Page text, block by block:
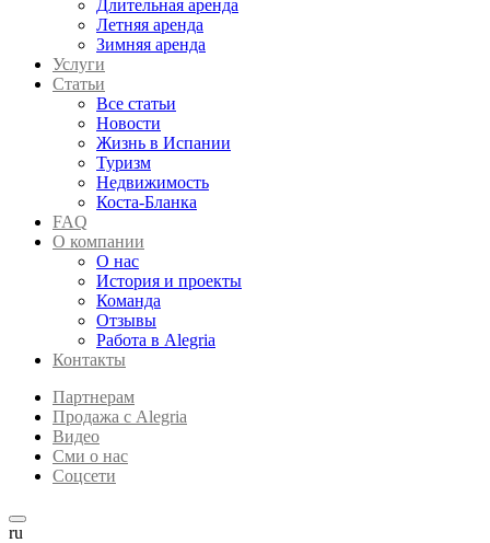
Длительная аренда
Летняя аренда
Зимняя аренда
Услуги
Статьи
Все статьи
Новости
Жизнь в Испании
Туризм
Недвижимость
Коста-Бланка
FAQ
О компании
О нас
История и проекты
Команда
Отзывы
Работа в Alegria
Контакты
Партнерам
Продажа с Alegria
Видео
Сми о нас
Соцсети
ru